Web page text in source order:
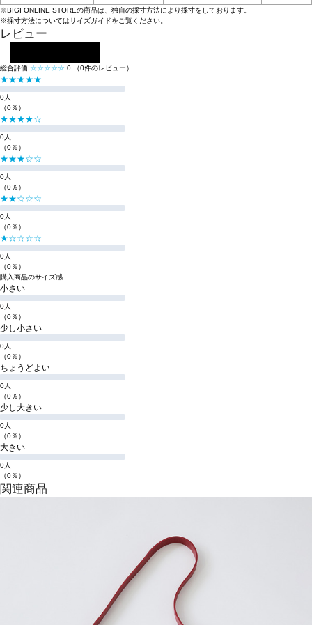
※BIGI ONLINE STOREの商品は、独自の採寸方法により採寸をしております。
※採寸方法についてはサイズガイドをご覧ください。
レビュー
総合評価 ☆☆☆☆☆ 0 （0件のレビュー）
★★★★★
0人
（0％）
★★★★☆
0人
（0％）
★★★☆☆
0人
（0％）
★★☆☆☆
0人
（0％）
★☆☆☆☆
0人
（0％）
購入商品のサイズ感
小さい
0人
（0％）
少し小さい
0人
（0％）
ちょうどよい
0人
（0％）
少し大きい
0人
（0％）
大きい
0人
（0％）
関連商品